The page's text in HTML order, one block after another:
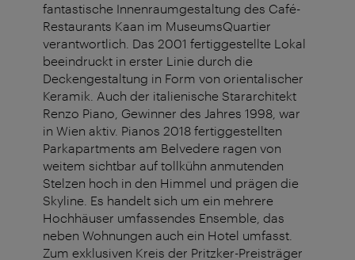
fantastische Innenraumgestaltung des Café-
Restaurants Kaan im MuseumsQuartier
verantwortlich. Das 2001 fertiggestellte Lokal
beeindruckt in erster Linie durch die
Deckengestaltung in Form von orientalischer
Keramik. Auch der italienische Stararchitekt
Renzo Piano, Gewinner des Jahres 1998, war
in Wien aktiv. Pianos 2018 fertiggestellten
Parkapartments am Belvedere ragen von
weitem sichtbar auf tollkühn anmutenden
Stelzen hoch in den Himmel und prägen die
Skyline. Es handelt sich um ein mehrere
Hochhäuser umfassendes Ensemble, das
neben Wohnungen auch ein Hotel umfasst.
Zum exklusiven Kreis der Pritzker-Preisträger